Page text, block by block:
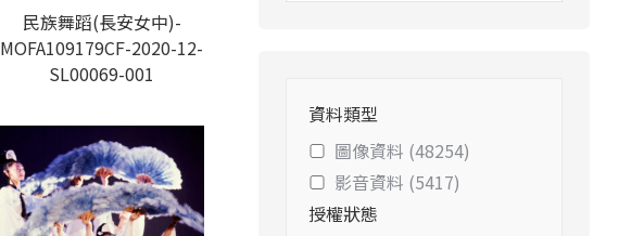
民族舞蹈(長安女中)-
MOFA109179CF-2020-12-
SL00069-001
資料類型
圖像資料 (48254)
影音資料 (5417)
授權狀態